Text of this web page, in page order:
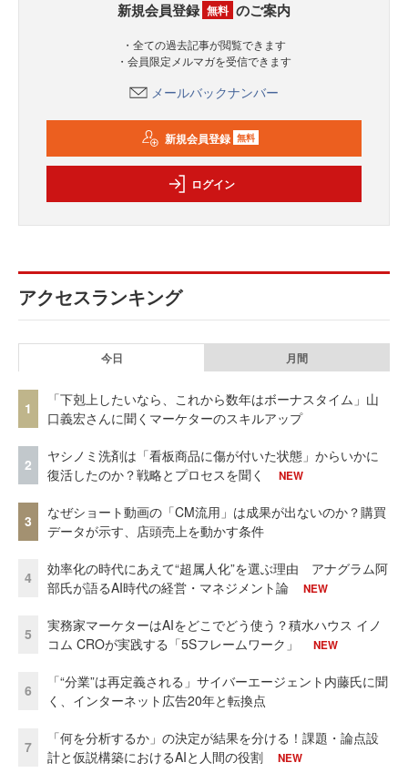
新規会員登録 無料 のご案内
・全ての過去記事が閲覧できます
・会員限定メルマガを受信できます
メールバックナンバー
新規会員登録 無料
ログイン
アクセスランキング
今日 月間
1
「下剋上したいなら、これから数年はボーナスタイム」山
口義宏さんに聞くマーケターのスキルアップ
2
ヤシノミ洗剤は「看板商品に傷が付いた状態」からいかに
復活したのか？戦略とプロセスを聞く
NEW
3
なぜショート動画の「CM流用」は成果が出ないのか？購買
データが示す、店頭売上を動かす条件
4
効率化の時代にあえて“超属人化”を選ぶ理由 アナグラム阿
部氏が語るAI時代の経営・マネジメント論
NEW
5
実務家マーケターはAIをどこでどう使う？積水ハウス イノ
コム CROが実践する「5Sフレームワーク」
NEW
6
「“分業”は再定義される」サイバーエージェント内藤氏に聞
く、インターネット広告20年と転換点
7
「何を分析するか」の決定が結果を分ける！課題・論点設
計と仮説構築におけるAIと人間の役割
NEW